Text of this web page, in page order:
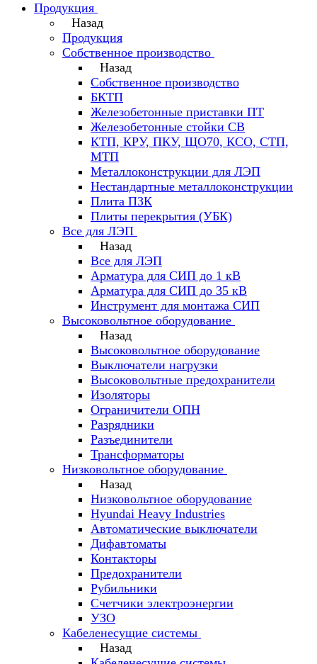
Продукция
Назад
Продукция
Собственное производство
Назад
Собственное производство
БКТП
Железобетонные приставки ПТ
Железобетонные стойки СВ
КТП, КРУ, ПКУ, ЩО70, КСО, СТП,
МТП
Металлоконструкции для ЛЭП
Нестандартные металлоконструкции
Плита ПЗК
Плиты перекрытия (УБК)
Все для ЛЭП
Назад
Все для ЛЭП
Арматура для СИП до 1 кВ
Арматура для СИП до 35 кВ
Инструмент для монтажа СИП
Высоковольтное оборудование
Назад
Высоковольтное оборудование
Выключатели нагрузки
Высоковольтные предохранители
Изоляторы
Ограничители ОПН
Разрядники
Разъединители
Трансформаторы
Низковольтное оборудование
Назад
Низковольтное оборудование
Hyundai Heavy Industries
Автоматические выключатели
Дифавтоматы
Контакторы
Предохранители
Рубильники
Счетчики электроэнергии
УЗО
Кабеленесущие системы
Назад